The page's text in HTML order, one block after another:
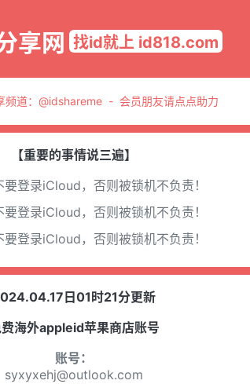
享网 找id就上 id818.com
道： @idshareme- 会员朋友请点点助力
【重要的事情说三遍】
登录iCloud，否则被锁机不负责！
登录iCloud，否则被锁机不负责！
登录iCloud，否则被锁机不负责！
日01时21分更新
海外appleid苹果商店账号
账号：
syxyxehj@outlook.com